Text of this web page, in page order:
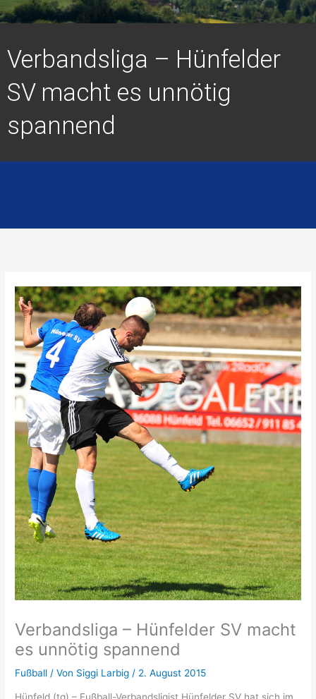
Verbandsliga – Hünfelder
SV macht es unnötig
spannend
Verbandsliga – Hünfelder SV macht
es unnötig spannend
Fußball / Von Siggi Larbig / 2. August 2015